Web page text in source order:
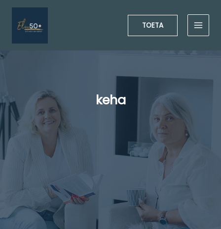
Skip
content
TOETA
keha